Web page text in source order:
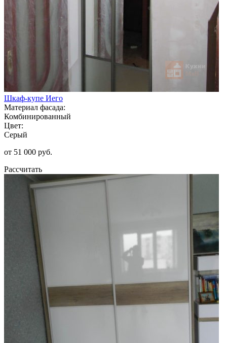
Шкаф-купе Иего
Материал фасада:
Комбинированный
Цвет:
Серый
от 51 000 руб.
Рассчитать